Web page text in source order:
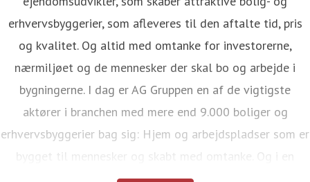
erhvervsbyggerier, som afleveres til den aftalte tid, pris
og kvalitet. Og altid med omtanke for investorerne,
nærmiljøet og de mennesker der skal bo og arbejde i
bygningerne. I dag er AG Gruppen en af de vigtigste
aktører i branchen med mere end 9.000 boliger og
erhvervsbyggerier bag sig: Hjem og arbejdspladser som er
bygget til mennesker og skabt med omtanke. Og i en
kvalitet, der kan tåle livet.